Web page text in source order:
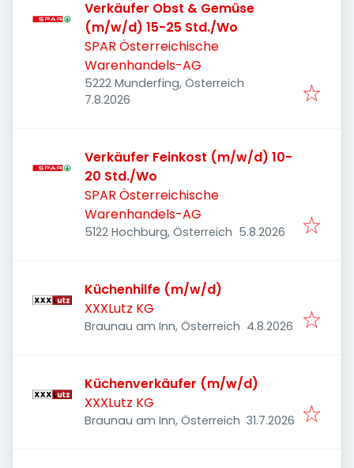
Verkäufer Obst & Gemüse
(m/w/d) 15-25 Std./Wo
SPAR Österreichische
Warenhandels-AG
5222 Munderfing, Österreich
Veröffentlicht
7.8.2026
Verkäufer Feinkost (m/w/d) 10-
20 Std./Wo
SPAR Österreichische
Warenhandels-AG
5122 Hochburg, Österreich Veröffentlicht:
5.8.2026
Küchenhilfe (m/w/d)
XXXLutz KG
Braunau am Inn, Österreich Veröffentlicht
4.8.2026
Küchenverkäufer (m/w/d)
XXXLutz KG
Braunau am Inn, Österreich Veröffentlicht
31.7.2026